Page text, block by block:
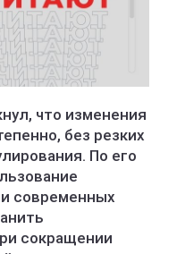
что изменения
без резких
По его
современных
сокращении